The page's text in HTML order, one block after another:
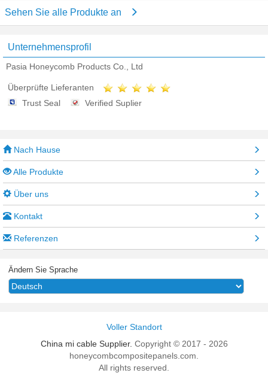
Sehen Sie alle Produkte an
Unternehmensprofil
Pasia Honeycomb Products Co., Ltd
Überprüfte Lieferanten
Trust Seal
Verified Suplier
Nach Hause
Alle Produkte
Über uns
Kontakt
Referenzen
Ändern Sie Sprache
Voller Standort
China mi cable Supplier. Copyright © 2017 - 2026
honeycombcompositepanels.com.
All rights reserved.